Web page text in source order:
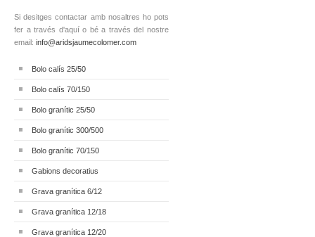
Si desitges contactar amb nosaltres ho pots
fer a través d'aquí o bé a través del nostre
email: info@aridsjaumecolomer.com
Bolo calís 25/50
Bolo calís 70/150
Bolo granític 25/50
Bolo granític 300/500
Bolo granític 70/150
Gabions decoratius
Grava granítica 6/12
Grava granítica 12/18
Grava granítica 12/20